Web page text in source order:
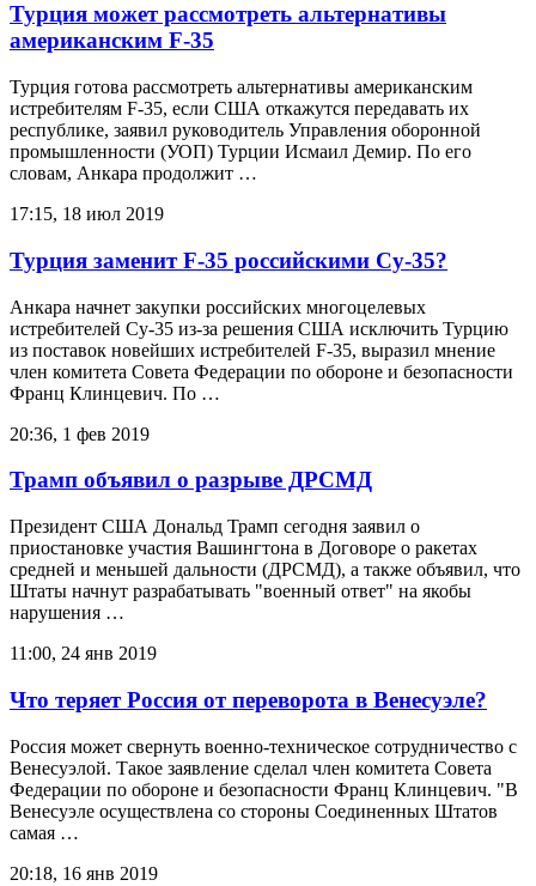
Турция может рассмотреть альтернативы
американским F-35
Турция готова рассмотреть альтернативы американским
истребителям F-35, если США откажутся передавать их
республике, заявил руководитель Управления оборонной
промышленности (УОП) Турции Исмаил Демир. По его
словам, Анкара продолжит …
17:15, 18 июл 2019
Турция заменит F-35 российскими Су-35?
Анкара начнет закупки российских многоцелевых
истребителей Су-35 из-за решения США исключить Турцию
из поставок новейших истребителей F-35, выразил мнение
член комитета Совета Федерации по обороне и безопасности
Франц Клинцевич. По …
20:36, 1 фев 2019
Трамп объявил о разрыве ДРСМД
Президент США Дональд Трамп сегодня заявил о
приостановке участия Вашингтона в Договоре о ракетах
средней и меньшей дальности (ДРСМД), а также объявил, что
Штаты начнут разрабатывать "военный ответ" на якобы
нарушения …
11:00, 24 янв 2019
Что теряет Россия от переворота в Венесуэле?
Россия может свернуть военно-техническое сотрудничество с
Венесуэлой. Такое заявление сделал член комитета Совета
Федерации по обороне и безопасности Франц Клинцевич. "В
Венесуэле осуществлена со стороны Соединенных Штатов
самая …
20:18, 16 янв 2019